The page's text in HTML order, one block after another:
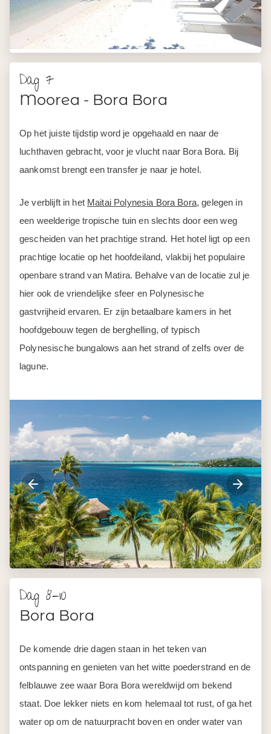
Dag 7
Moorea - Bora Bora
Op het juiste tijdstip word je opgehaald en naar de
luchthaven gebracht, voor je vlucht naar Bora Bora. Bij
aankomst brengt een transfer je naar je hotel.
Je verblijft in het Maitai Polynesia Bora Bora, gelegen in
een weelderige tropische tuin en slechts door een weg
gescheiden van het prachtige strand. Het hotel ligt op een
prachtige locatie op het hoofdeiland, vlakbij het populaire
openbare strand van Matira. Behalve van de locatie zul je
hier ook de vriendelijke sfeer en Polynesische
gastvrijheid ervaren. Er zijn betaalbare kamers in het
hoofdgebouw tegen de berghelling, of typisch
Polynesische bungalows aan het strand of zelfs over de
lagune.
Dag 8-10
Bora Bora
De komende drie dagen staan in het teken van
ontspanning en genieten van het witte poederstrand en de
felblauwe zee waar Bora Bora wereldwijd om bekend
staat. Doe lekker niets en kom helemaal tot rust, of ga het
water op om de natuurpracht boven en onder water van